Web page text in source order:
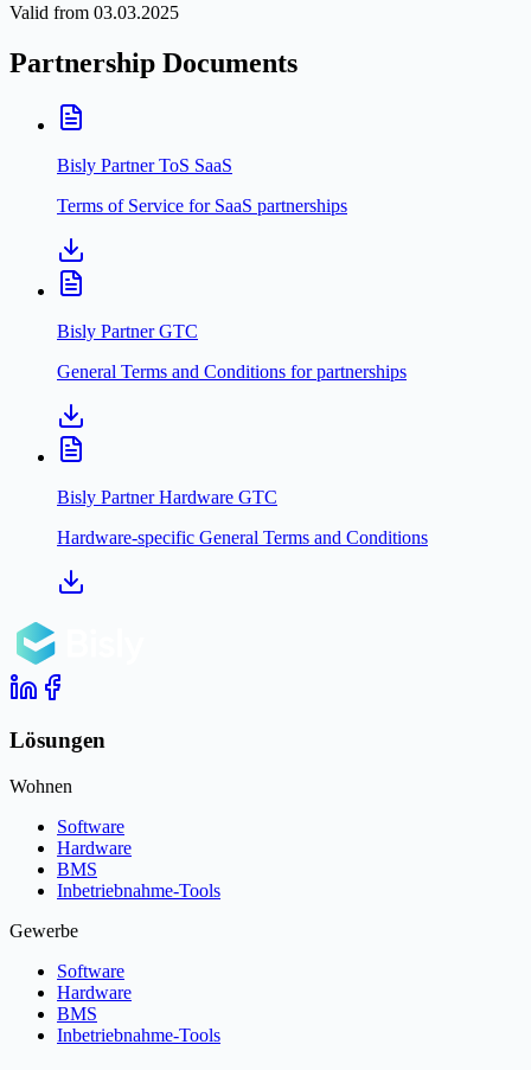
Valid from 03.03.2025
Partnership Documents
Bisly Partner ToS SaaS
Terms of Service for SaaS partnerships
Bisly Partner GTC
General Terms and Conditions for partnerships
Bisly Partner Hardware GTC
Hardware-specific General Terms and Conditions
Lösungen
Wohnen
Software
Hardware
BMS
Inbetriebnahme-Tools
Gewerbe
Software
Hardware
BMS
Inbetriebnahme-Tools